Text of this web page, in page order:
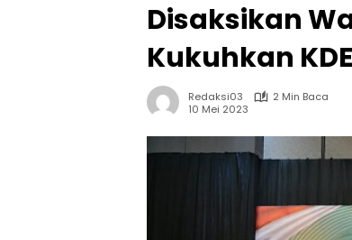
Disaksikan
Kukuhkan
Redaksi03
2 Min Baca
10 Mei 2023